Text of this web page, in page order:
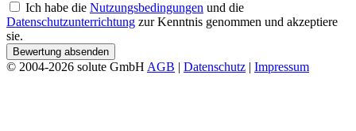
Ich habe die Nutzungsbedingungen und die
Datenschutzunterrichtung zur Kenntnis genommen und akzeptiere
sie.
Bewertung absenden
© 2004-2026 solute GmbH AGB | Datenschutz | Impressum